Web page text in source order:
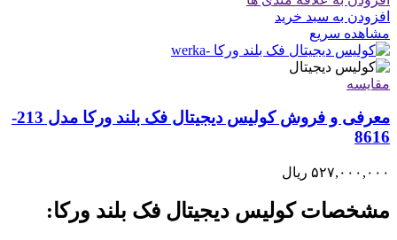
افزودن به سبد خرید
مشاهده سریع
مقایسه
معرفی و فروش کولیس دیجیتال فک بلند ورکا مدل 213-
8616
۵۲۷,۰۰۰,۰۰۰ ریال
مشخصات کولیس دیجیتال فک بلند ورکا: